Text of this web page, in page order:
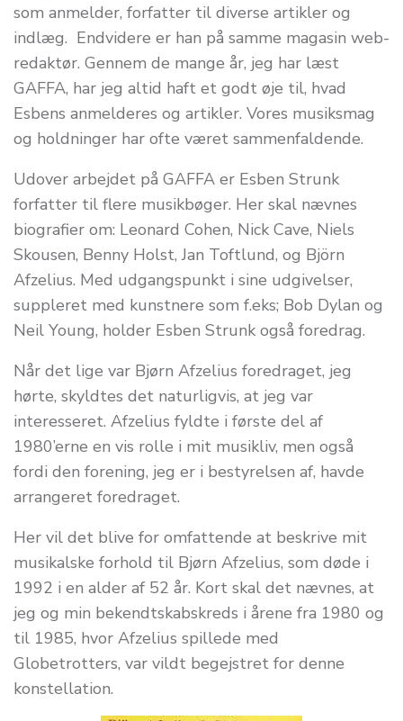
som anmelder, forfatter til diverse artikler og
indlæg. Endvidere er han på samme magasin web-
redaktør. Gennem de mange år, jeg har læst
GAFFA, har jeg altid haft et godt øje til, hvad
Esbens anmelderes og artikler. Vores musiksmag
og holdninger har ofte været sammenfaldende.
Udover arbejdet på GAFFA er Esben Strunk
forfatter til flere musikbøger. Her skal nævnes
biografier om: Leonard Cohen, Nick Cave, Niels
Skousen, Benny Holst, Jan Toftlund, og Björn
Afzelius. Med udgangspunkt i sine udgivelser,
suppleret med kunstnere som f.eks; Bob Dylan og
Neil Young, holder Esben Strunk også foredrag.
Når det lige var Bjørn Afzelius foredraget, jeg
hørte, skyldtes det naturligvis, at jeg var
interesseret. Afzelius fyldte i første del af
1980’erne en vis rolle i mit musikliv, men også
fordi den forening, jeg er i bestyrelsen af, havde
arrangeret foredraget.
Her vil det blive for omfattende at beskrive mit
musikalske forhold til Bjørn Afzelius, som døde i
1992 i en alder af 52 år. Kort skal det nævnes, at
jeg og min bekendtskabskreds i årene fra 1980 og
til 1985, hvor Afzelius spillede med
Globetrotters, var vildt begejstret for denne
konstellation.